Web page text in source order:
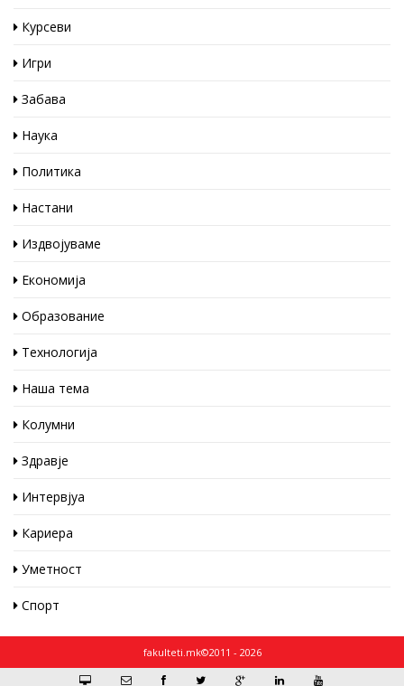
Курсеви
Игри
Забава
Наука
Политика
Настани
Издвојуваме
Економија
Образование
Технологија
Наша тема
Колумни
Здравје
Интервјуа
Кариера
Уметност
Спорт
fakulteti.mk©2011 - 2026